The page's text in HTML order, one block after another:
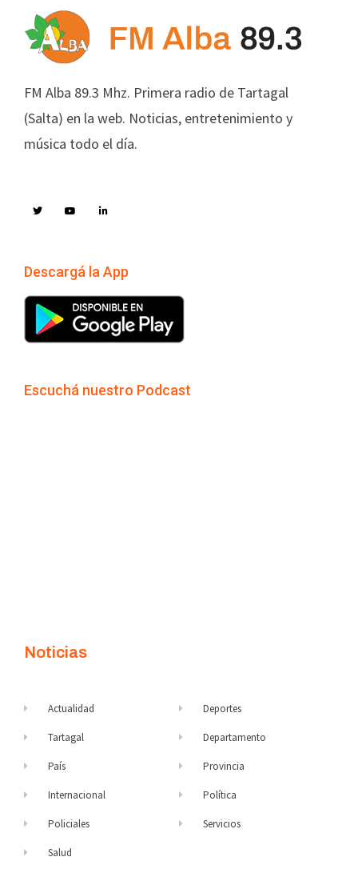
FM Alba 89.3 Mhz. Primera radio de Tartagal
(Salta) en la web. Noticias, entretenimiento y
música todo el día.
Descargá la App
Escuchá nuestro Podcast
Noticias
Actualidad
Tartagal
País
Internacional
Policiales
Salud
Deportes
Departamento
Provincia
Política
Servicios